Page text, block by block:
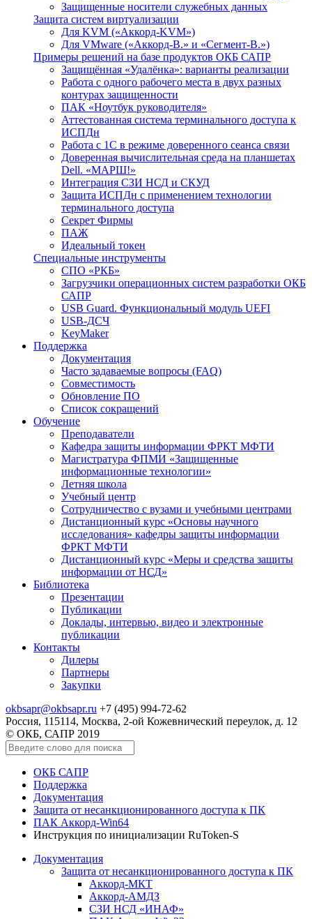
Защищенные носители служебных данных
Защита систем виртуализации
Для KVM («Аккорд-KVM»)
Для VMware («Аккорд-В.» и «Сегмент-В.»)
Примеры решений на базе продуктов ОКБ САПР
Защищённая «Удалёнка»: варианты реализации
Работа с одного рабочего места в двух разных
контурах защищенности
ПАК «Ноутбук руководителя»
Аттестованная система терминального доступа к
ИСПДн
Работа с 1С в режиме доверенного сеанса связи
Доверенная вычислительная среда на планшетах
Dell. «МАРШ!»
Интеграция СЗИ НСД и СКУД
Защита ИСПДн с применением технологии
терминального доступа
Секрет Фирмы
ПАЖ
Идеальный токен
Специальные инструменты
СПО «РКБ»
Загрузчики операционных систем разработки ОКБ
САПР
USB Guard. Функциональный модуль UEFI
USB-ДСЧ
KeyMaker
Поддержка
Документация
Часто задаваемые вопросы (FAQ)
Совместимость
Обновление ПО
Список сокращений
Обучение
Преподаватели
Кафедра защиты информации ФРКТ МФТИ
Магистратура ФПМИ «Защищенные
информационные технологии»
Летняя школа
Учебный центр
Сотрудничество с вузами и учебными центрами
Дистанционный курс «Основы научного
исследования» кафедры защиты информации
ФРКТ МФТИ
Дистанционный курс «Меры и средства защиты
информации от НСД»
Библиотека
Презентации
Публикации
Доклады, интервью, видео и электронные
публикации
Контакты
Дилеры
Партнеры
Закупки
okbsapr@okbsapr.ru +7 (495) 994-72-62
Россия, 115114, Москва, 2-ой Кожевнический переулок, д. 12
© ОКБ, САПР 2019
ОКБ САПР
Поддержка
Документация
Защита от несанкционированного доступа к ПК
ПАК Аккорд-Win64
Инструкция по инициализации RuToken-S
Документация
Защита от несанкционированного доступа к ПК
Аккорд-МКТ
Аккорд-АМДЗ
СЗИ НСД «ИНАФ»